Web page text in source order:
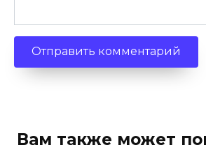
Вам также может